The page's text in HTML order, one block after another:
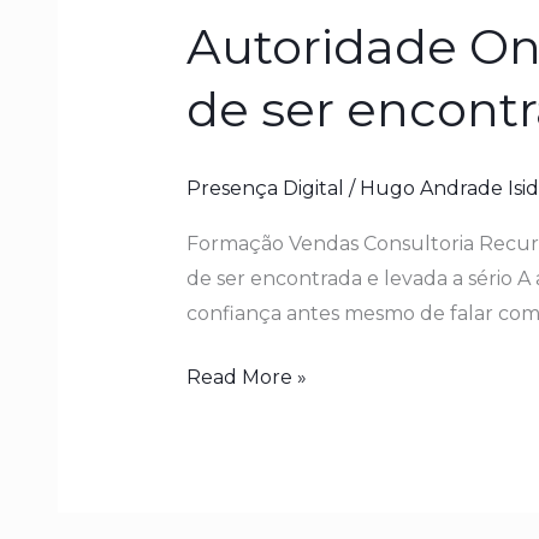
Autoridade
de ser
Presença Digital / Hugo Andrade
Formação Vendas Consultoria
de ser encontrada e levada a sério
confiança antes mesmo de falar
Read More »